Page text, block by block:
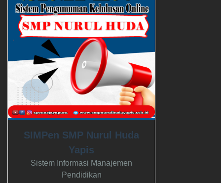
SIMPen SMP Nurul Huda
Yapis
Sistem Informasi Manajemen
Pendidikan